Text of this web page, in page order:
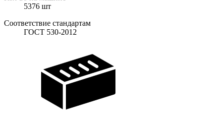
5376 шт
Соответствие стандартам
ГОСТ 530-2012